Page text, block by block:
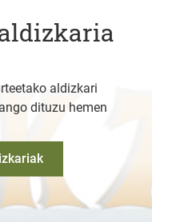
aldizkari
dituzu hemen